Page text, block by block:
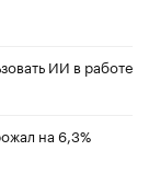
ИИ в работе
на 6,3%